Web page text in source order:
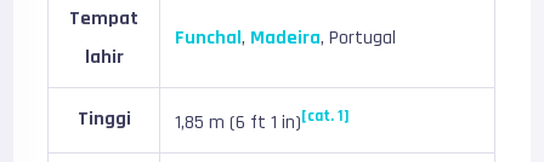
Tempat
lahir
Funchal, Madeira, Portugal
Tinggi 1,85 m (6 ft 1 in)[cat. 1]